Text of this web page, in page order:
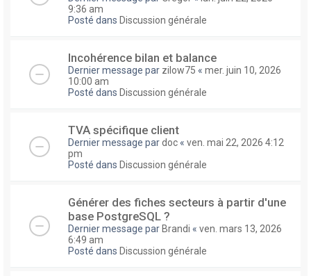
9:36 am
Posté dans Discussion générale
Incohérence bilan et balance
Dernier message par zilow75 « mer. juin 10, 2026
10:00 am
Posté dans Discussion générale
TVA spécifique client
Dernier message pardoc « ven. mai 22, 2026 4:12
pm
Posté dans Discussion générale
Générer des fiches secteurs à partir d'une
base PostgreSQL ?
Dernier message par Brandi « ven. mars 13, 2026
6:49 am
Posté dans Discussion générale